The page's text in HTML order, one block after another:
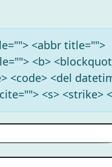
<abbr title="">
<b>
<code> <del
<s> <strike>